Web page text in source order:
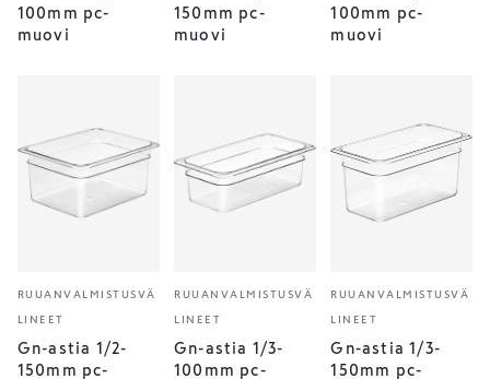
100mm pc-
muovi
150mm pc-
muovi
100mm pc-
muovi
RUUANVALMISTUSVÄ
LINEET
Gn-astia 1/2-
150mm pc-
RUUANVALMISTUSVÄ
LINEET
Gn-astia 1/3-
100mm pc-
RUUANVALMISTUSVÄ
LINEET
Gn-astia 1/3-
150mm pc-